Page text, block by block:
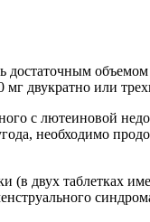
достаточным
мг двукратно или
с лютеиновой
необходимо
(в двух таблетках